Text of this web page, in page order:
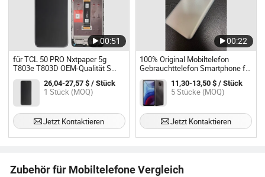
00:51
für TCL 50 PRO Nxtpaper 5g
T803e T803D OEM-Qualität S
LCD-Bildschirm und Digitizer-
Baugruppe + Rahmen, mattierter
Bildschirm (ohne Logo)
26,04-27,57 $ / Stück
1 Stück (MOQ)
Jetzt Kontaktieren
00:22
100% Original Mobiltelefon
Gebrauchttelefon Smartphone für
G Power 2021 LCD-Display
Touchscreen Digitizer Baugruppe
11,30-13,50 $ / Stück
5 Stücke (MOQ)
Jetzt Kontaktieren
Zubehör für Mobiltelefone Vergleich